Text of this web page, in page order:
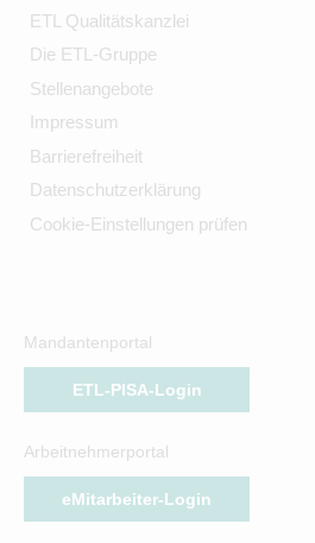
ETL Qualitätskanzlei
Die ETL-Gruppe
Stellenangebote
Impressum
Barrierefreiheit
Datenschutzerklärung
Cookie-Einstellungen prüfen
Mandantenportal
ETL-PISA-Login
Arbeitnehmerportal
eMitarbeiter-Login